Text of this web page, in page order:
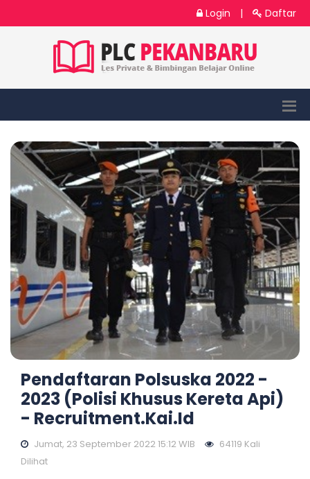
Login | Daftar
Pendaftaran Polsuska 2022 -
2023 (Polisi Khusus Kereta Api)
- Recruitment.kai.id
Jumat, 23 September 2022 15:12 WIB
64119 Kali
Dilihat